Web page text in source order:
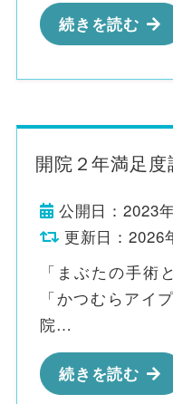
続きを読む
開院２年満足度
公開日：2023
更新日：2026
「まぶたの手術
「かつむらアイ
院…
続きを読む